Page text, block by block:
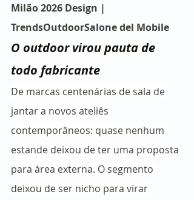
Milão 2026 Design |
TrendsOutdoorSalone del Mobile
O outdoor virou pauta de
todo fabricante
De marcas centenárias de sala de
jantar a novos ateliês
contemporâneos: quase nenhum
estande deixou de ter uma proposta
para área externa. O segmento
deixou de ser nicho para virar